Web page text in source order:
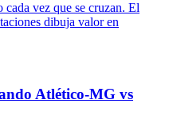
vez que se cruzan. El
dibuja valor en
Atlético-MG vs